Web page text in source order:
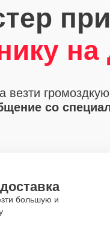
везти
со
большую и